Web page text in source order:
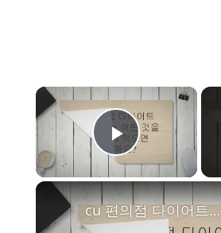
×
Play Video
cu 편의점 다이어트 식품 추천! 이 가격에 이 퀄리티라고?